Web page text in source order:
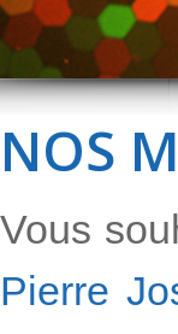
NOS
Vous
Pierre